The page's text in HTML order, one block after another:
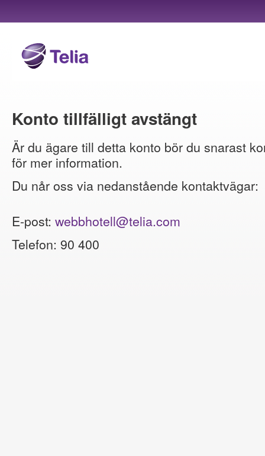
Konto tillfälligt avstängt
Är du ägare till detta konto bör du snarast
för mer information.
Du når oss via nedanstående kontaktvägar:
E-post: webbhotell@telia.com
Telefon: 90 400